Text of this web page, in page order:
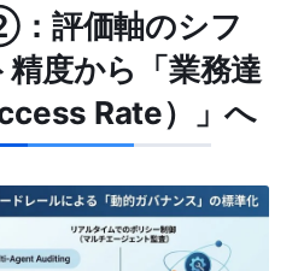
評価軸のシフ
精度から「業務達
Rate）」へ